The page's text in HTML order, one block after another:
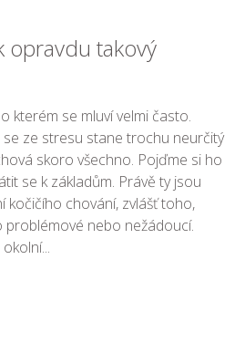
opravdu takový
kterém se mluví velmi často.
se ze stresu stane trochu neurčitý
skoro všechno. Pojďme si ho
se k základům. Právě ty jsou
kočičího chování, zvlášť toho,
problémové nebo nežádoucí.